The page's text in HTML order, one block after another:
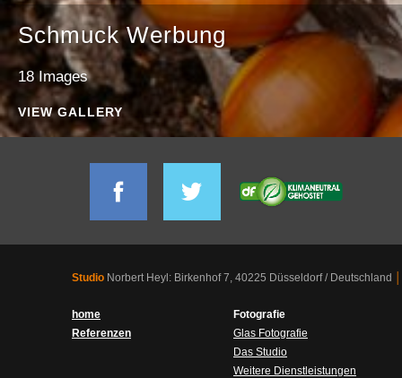
Schmuck Werbung
18 Images
VIEW GALLERY
Studio Norbert Heyl: Birkenhof 7, 40225 Düsseldorf / Deutschland
home
Referenzen
Fotografie
Glas Fotografie
Das Studio
Weitere Dienstleistungen